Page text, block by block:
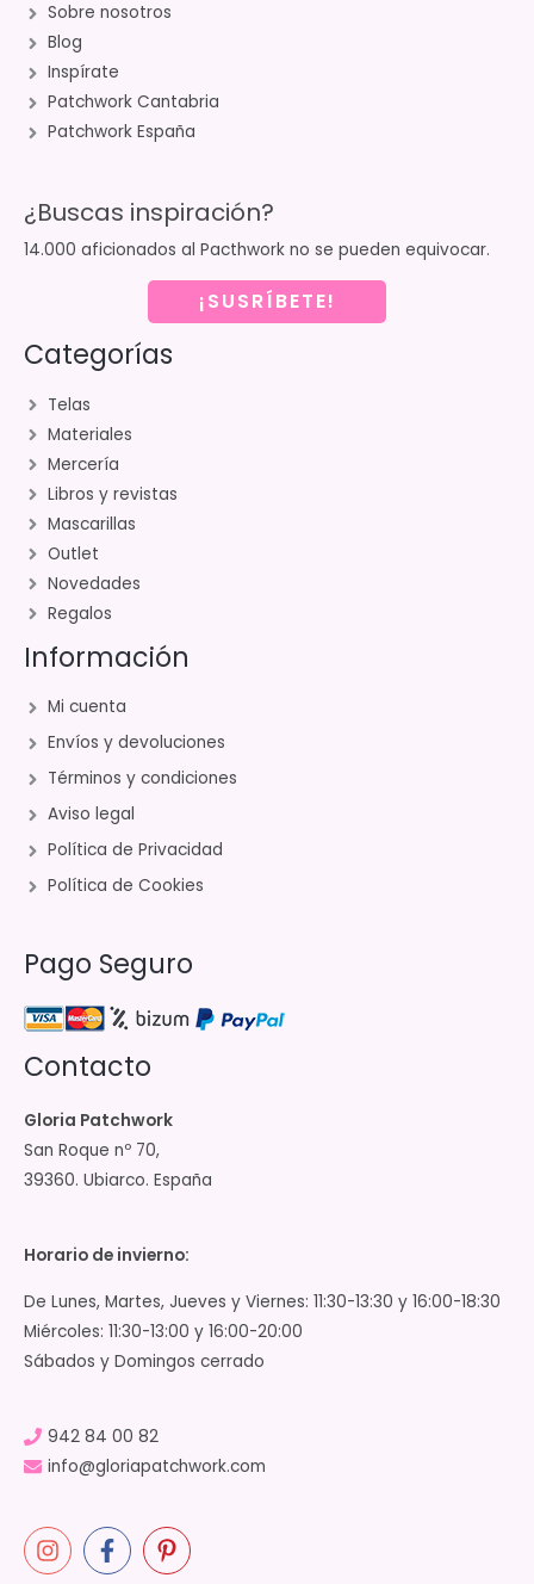
Sobre nosotros
Blog
Inspírate
Patchwork Cantabria
Patchwork España
¿Buscas inspiración?
14.000 aficionados al Pacthwork no se pueden equivocar.
¡SUSRÍBETE!
Categorías
Telas
Materiales
Mercería
Libros y revistas
Mascarillas
Outlet
Novedades
Regalos
Información
Mi cuenta
Envíos y devoluciones
Términos y condiciones
Aviso legal
Política de Privacidad
Política de Cookies
Pago Seguro
Contacto
Gloria Patchwork
San Roque nº 70,
39360. Ubiarco. España
Horario de invierno:
De Lunes, Martes, Jueves y Viernes: 11:30-13:30 y 16:00-18:30
Miércoles: 11:30-13:00 y 16:00-20:00
Sábados y Domingos cerrado
942 84 00 82
info@gloriapatchwork.com